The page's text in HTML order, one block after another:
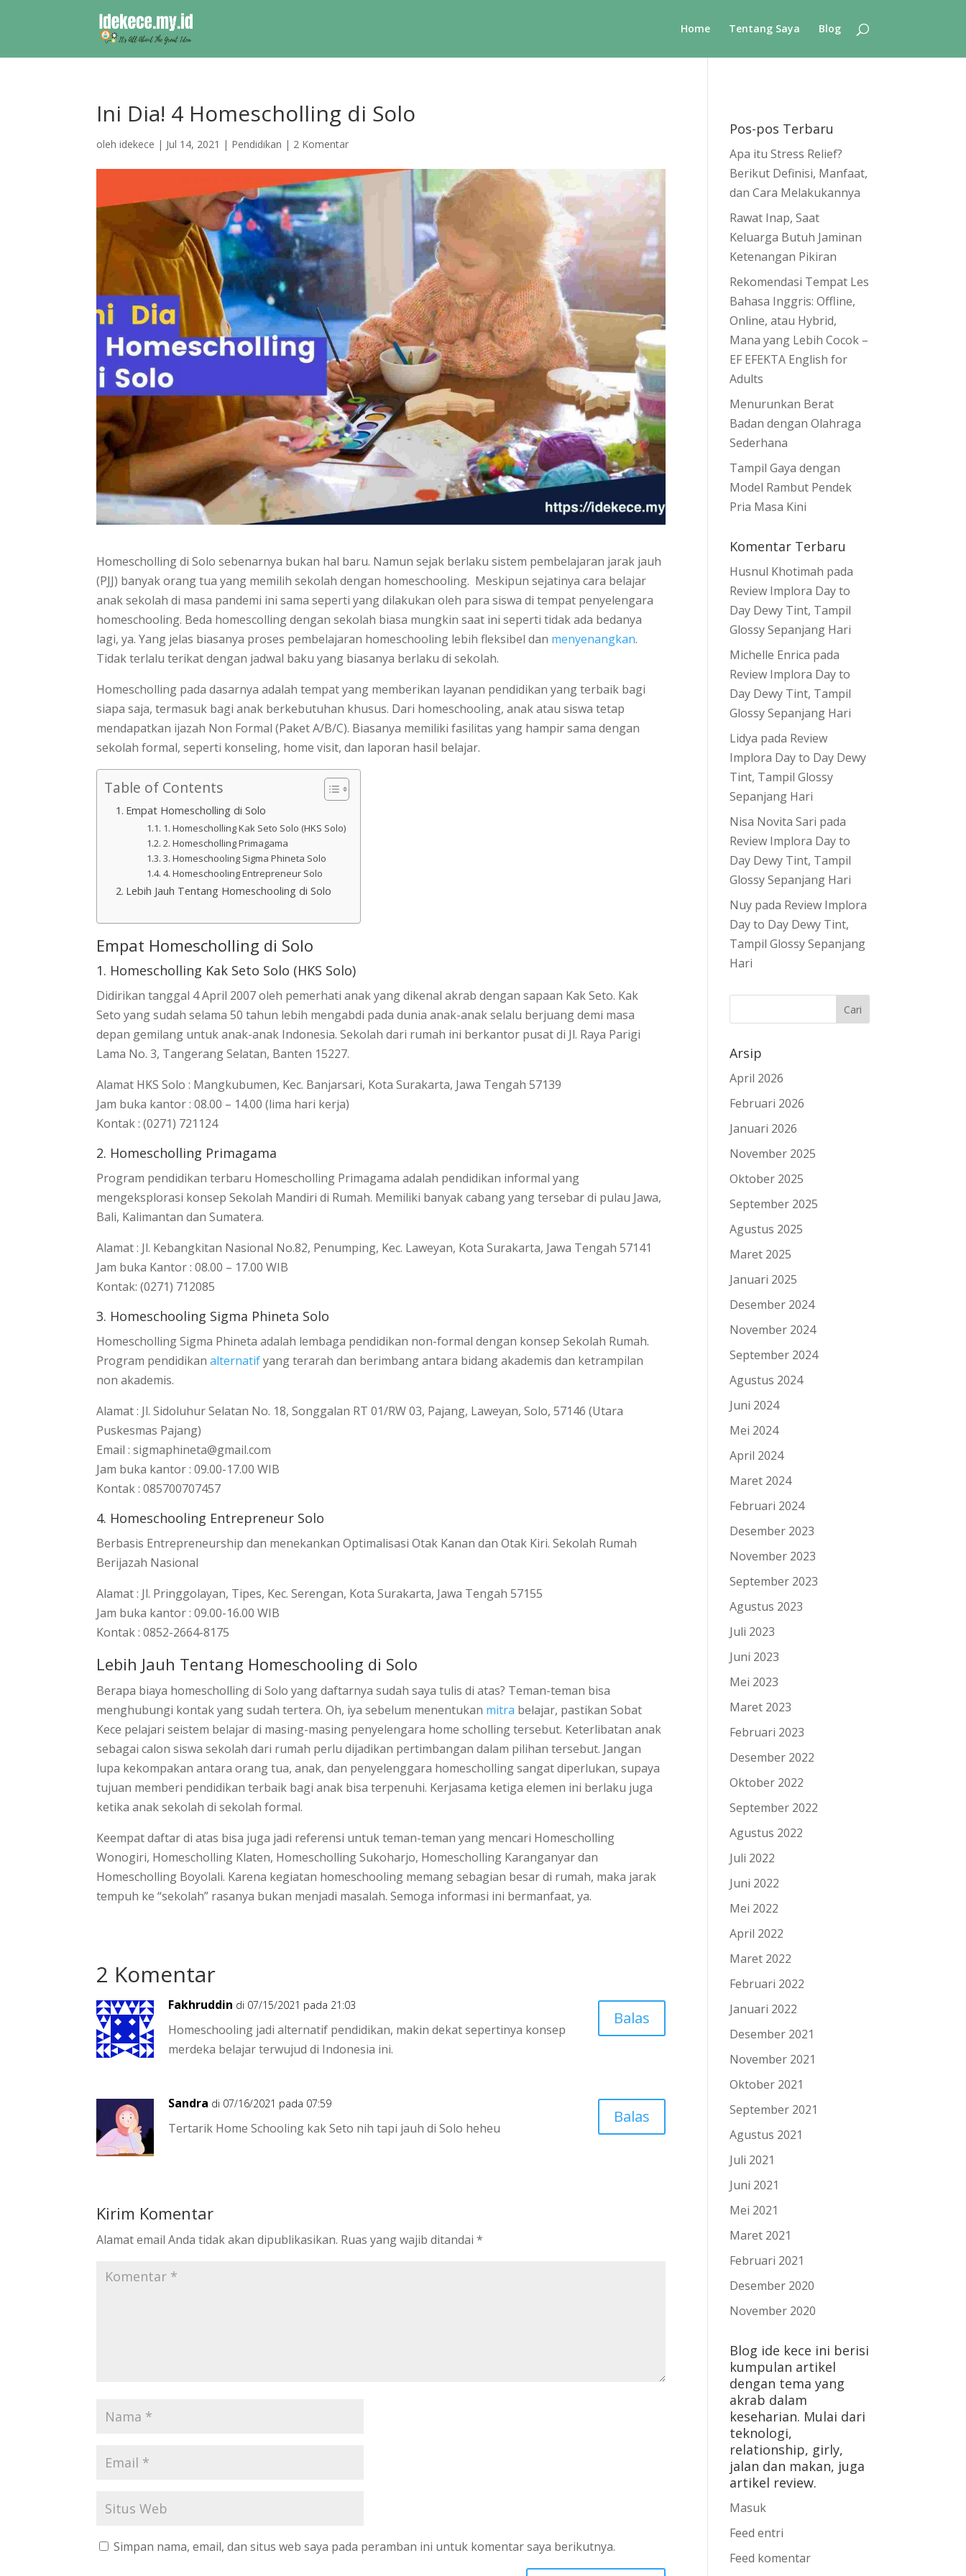
Home Tentang Saya Blog
Ini Dia! 4 Homescholling di Solo
olehidekece | Jul 14, 2021 | Pendidikan | 2 Komentar
Homescholling di Solo sebenarnya bukan hal baru. Namun sejak berlaku sistem pembelajaran jarak jauh
(PJJ) banyak orang tua yang memilih sekolah dengan homeschooling. Meskipun sejatinya cara belajar
anak sekolah di masa pandemi ini sama seperti yang dilakukan oleh para siswa di tempat penyelengara
homeschooling. Beda homescolling dengan sekolah biasa mungkin saat ini seperti tidak ada bedanya
lagi, ya. Yang jelas biasanya proses pembelajaran homeschooling lebih fleksibel dan menyenangkan.
Tidak terlalu terikat dengan jadwal baku yang biasanya berlaku di sekolah.
Homescholling pada dasarnya adalah tempat yang memberikan layanan pendidikan yang terbaik bagi
siapa saja, termasuk bagi anak berkebutuhan khusus. Dari homeschooling, anak atau siswa tetap
mendapatkan ijazah Non Formal (Paket A/B/C). Biasanya memiliki fasilitas yang hampir sama dengan
sekolah formal, seperti konseling, home visit, dan laporan hasil belajar.
Table of Contents
Empat Homescholling di Solo
1. Homescholling Kak Seto Solo (HKS Solo)
2. Homescholling Primagama
3. Homeschooling Sigma Phineta Solo
4. Homeschooling Entrepreneur Solo
Lebih Jauh Tentang Homeschooling di Solo
Empat Homescholling di Solo
1. Homescholling Kak Seto Solo (HKS Solo)
Didirikan tanggal 4 April 2007 oleh pemerhati anak yang dikenal akrab dengan sapaan Kak Seto. Kak
Seto yang sudah selama 50 tahun lebih mengabdi pada dunia anak-anak selalu berjuang demi masa
depan gemilang untuk anak-anak Indonesia. Sekolah dari rumah ini berkantor pusat di Jl. Raya Parigi
Lama No. 3, Tangerang Selatan, Banten 15227.
Alamat HKS Solo : Mangkubumen, Kec. Banjarsari, Kota Surakarta, Jawa Tengah 57139
Jam buka kantor : 08.00 – 14.00 (lima hari kerja)
Kontak : (0271) 721124
2. Homescholling Primagama
Program pendidikan terbaru Homescholling Primagama adalah pendidikan informal yang
mengeksplorasi konsep Sekolah Mandiri di Rumah. Memiliki banyak cabang yang tersebar di pulau Jawa,
Bali, Kalimantan dan Sumatera.
Alamat : Jl. Kebangkitan Nasional No.82, Penumping, Kec. Laweyan, Kota Surakarta, Jawa Tengah 57141
Jam buka Kantor : 08.00 – 17.00 WIB
Kontak: (0271) 712085
3. Homeschooling Sigma Phineta Solo
Homescholling Sigma Phineta adalah lembaga pendidikan non-formal dengan konsep Sekolah Rumah.
Program pendidikanalternatifyang terarah dan berimbang antara bidang akademis dan ketrampilan
non akademis.
Alamat : Jl. Sidoluhur Selatan No. 18, Songgalan RT 01/RW 03, Pajang, Laweyan, Solo, 57146 (Utara
Puskesmas Pajang)
Email : sigmaphineta@gmail.com
Jam buka kantor : 09.00-17.00 WIB
Kontak : 085700707457
4. Homeschooling Entrepreneur Solo
Berbasis Entrepreneurship dan menekankan Optimalisasi Otak Kanan dan Otak Kiri. Sekolah Rumah
Berijazah Nasional
Alamat : Jl. Pringgolayan, Tipes, Kec. Serengan, Kota Surakarta, Jawa Tengah 57155
Jam buka kantor : 09.00-16.00 WIB
Kontak : 0852-2664-8175
Lebih Jauh Tentang Homeschooling di Solo
Berapa biaya homescholling di Solo yang daftarnya sudah saya tulis di atas? Teman-teman bisa
menghubungi kontak yang sudah tertera. Oh, iya sebelum menentukan mitra belajar, pastikan Sobat
Kece pelajari seistem belajar di masing-masing penyelengara home scholling tersebut. Keterlibatan anak
sebagai calon siswa sekolah dari rumah perlu dijadikan pertimbangan dalam pilihan tersebut. Jangan
lupa kekompakan antara orang tua, anak, dan penyelenggara homescholling sangat diperlukan, supaya
tujuan memberi pendidikan terbaik bagi anak bisa terpenuhi. Kerjasama ketiga elemen ini berlaku juga
ketika anak sekolah di sekolah formal.
Keempat daftar di atas bisa juga jadi referensi untuk teman-teman yang mencari Homescholling
Wonogiri, Homescholling Klaten, Homescholling Sukoharjo, Homescholling Karanganyar dan
Homescholling Boyolali. Karena kegiatan homeschooling memang sebagian besar di rumah, maka jarak
tempuh ke “sekolah” rasanya bukan menjadi masalah. Semoga informasi ini bermanfaat, ya.
2 Komentar
Fakhruddin di 07/15/2021 pada 21:03
Homeschooling jadi alternatif pendidikan, makin dekat sepertinya konsep
merdeka belajar terwujud di Indonesia ini.
Balas
Sandra di 07/16/2021 pada 07:59
Tertarik Home Schooling kak Seto nih tapi jauh di Solo heheu
Balas
Kirim Komentar
Alamat email Anda tidak akan dipublikasikan. Ruas yang wajib ditandai*
Simpan nama, email, dan situs web saya pada peramban ini untuk komentar saya berikutnya.
Pos-pos Terbaru
Apa itu Stress Relief?
Berikut Definisi, Manfaat,
dan Cara Melakukannya
Rawat Inap, Saat
Keluarga Butuh Jaminan
Ketenangan Pikiran
Rekomendasi Tempat Les
Bahasa Inggris: Offline,
Online, atau Hybrid,
Mana yang Lebih Cocok –
EF EFEKTA English for
Adults
Menurunkan Berat
Badan dengan Olahraga
Sederhana
Tampil Gaya dengan
Model Rambut Pendek
Pria Masa Kini
Komentar Terbaru
Husnul Khotimah pada
Review Implora Day to
Day Dewy Tint, Tampil
Glossy Sepanjang Hari
Michelle Enrica pada
Review Implora Day to
Day Dewy Tint, Tampil
Glossy Sepanjang Hari
Lidya pada Review
Implora Day to Day Dewy
Tint, Tampil Glossy
Sepanjang Hari
Nisa Novita Sari pada
Review Implora Day to
Day Dewy Tint, Tampil
Glossy Sepanjang Hari
Nuy pada Review Implora
Day to Day Dewy Tint,
Tampil Glossy Sepanjang
Hari
Arsip
April 2026
Februari 2026
Januari 2026
November 2025
Oktober 2025
September 2025
Agustus 2025
Maret 2025
Januari 2025
Desember 2024
November 2024
September 2024
Agustus 2024
Juni 2024
Mei 2024
April 2024
Maret 2024
Februari 2024
Desember 2023
November 2023
September 2023
Agustus 2023
Juli 2023
Juni 2023
Mei 2023
Maret 2023
Februari 2023
Desember 2022
Oktober 2022
September 2022
Agustus 2022
Juli 2022
Juni 2022
Mei 2022
April 2022
Maret 2022
Februari 2022
Januari 2022
Desember 2021
November 2021
Oktober 2021
September 2021
Agustus 2021
Juli 2021
Juni 2021
Mei 2021
Maret 2021
Februari 2021
Desember 2020
November 2020
Blog ide kece ini berisi
kumpulan artikel
dengan tema yang
akrab dalam
keseharian. Mulai dari
teknologi,
relationship, girly,
jalan dan makan, juga
artikel review.
Masuk
Feed entri
Feed komentar